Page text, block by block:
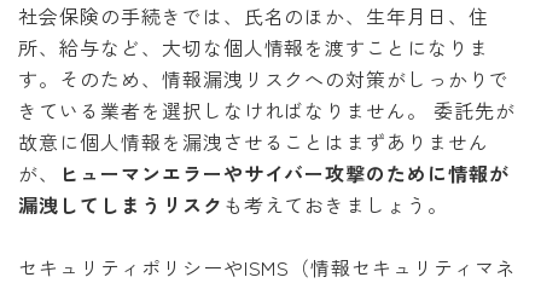
社会保険の手続きでは、氏名のほか、生年月日、住
所、給与など、大切な個人情報を渡すことになりま
す。そのため、情報漏洩リスクへの対策がしっかりで
きている業者を選択しなければなりません。 委託先が
故意に個人情報を漏洩させることはまずありません
が、
ヒューマンエラーやサイバー攻撃のために情報が
漏洩してしまうリスク も考えておきましょう。
セキュリティポリシーやISMS（情報セキュリティマネ